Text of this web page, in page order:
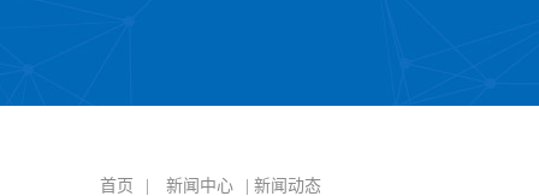
首页 新闻中心 | 新闻动态